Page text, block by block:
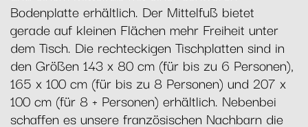
Bodenplatte erhältlich. Der Mittelfuß bietet
gerade auf kleinen Flächen mehr Freiheit unter
dem Tisch. Die rechteckigen Tischplatten sind in
den Größen 143 x 80 cm (für bis zu 6 Personen),
165 x 100 cm (für bis zu 8 Personen) und 207 x
100 cm (für 8 + Personen) erhältlich. Nebenbei
schaffen es unsere französischen Nachbarn die